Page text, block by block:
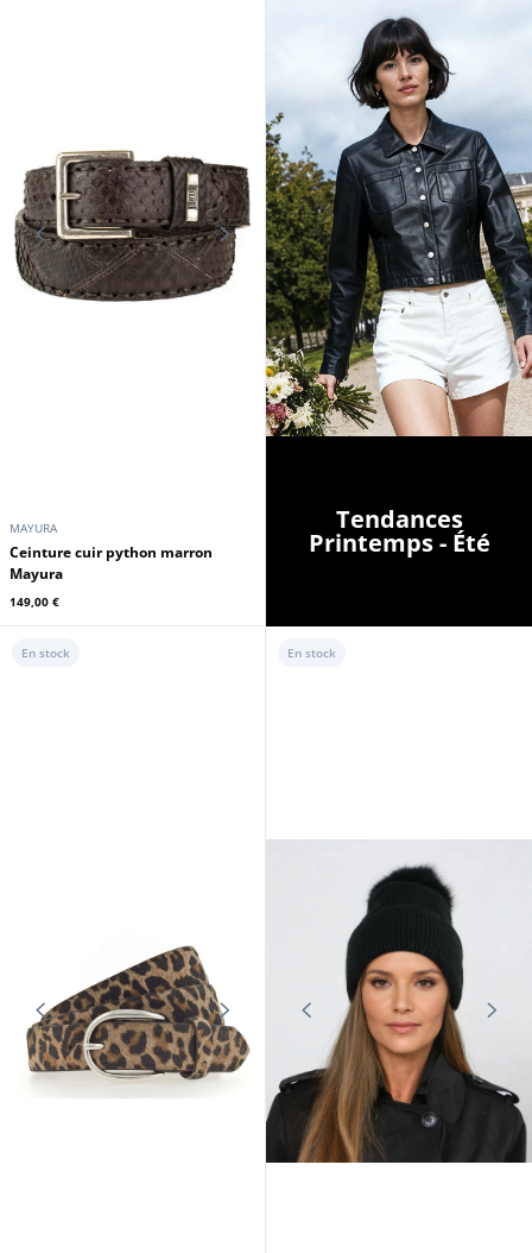
MAYURA
Ceinture cuir python marron
Mayura
149,00 €
Tendances
Printemps - Été
En stock En stock